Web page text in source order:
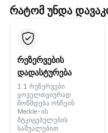
რატომ უნდა
რეზერვების
დადასტურება
1:1 რეზერვები
ყოველთვიურად
მოწმდება ონჩეინ
Merkle-ის
მტკიცებულების
საშუალებით.